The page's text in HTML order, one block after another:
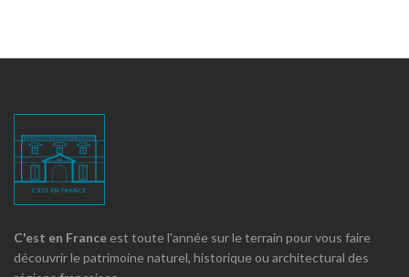
C'est en France est toute l'année sur le terrain pour vous faire
découvrir le patrimoine naturel, historique ou architectural des